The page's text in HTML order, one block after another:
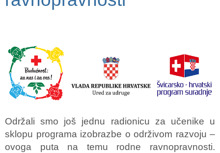
Održali smo još jednu radionicu za učenike u
sklopu programa izobrazbe o održivom razvoju –
ovoga puta na temu rodne ravnopravnosti.